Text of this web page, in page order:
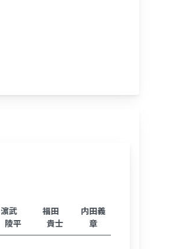
濵武
陵平
福田
貴士
内田義
章